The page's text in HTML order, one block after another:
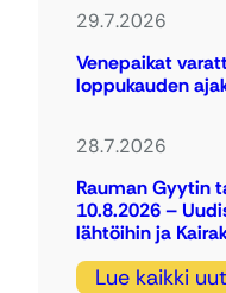
29.7.2026
Venepaikat
loppukauden
28.7.2026
Rauman Gyytin
10.8.2026 –
lähtöihin ja
Lue kaikki